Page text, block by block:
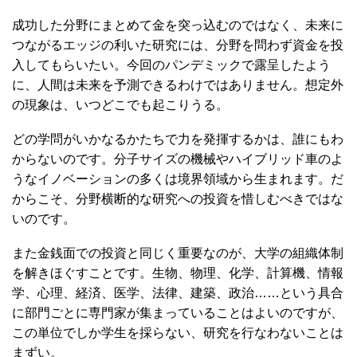
成功した分野にまとめて金を突っ込むのではなく、未来に
つながるエッジの利いた研究には、分野を問わず資金を投
入してもらいたい。今回のパンデミックで露呈したよう
に、人間は未来を予測できるわけではありません。想定外
の現象は、いつどこでも起こりうる。
どの学問がいかなるかたちで力を発揮するかは、誰にもわ
からないのです。分子サイズの機械やハイブリッド車のよ
うなイノベーションの多くは境界領域から生まれます。だ
からこそ、分野横断的な研究への投資を惜しむべきではな
いのです。
また金銭面での投資と同じく重要なのが、大学の組織体制
を解きほぐすことです。生物、物理、化学、計算機、情報
学、心理、経済、医学、法律、建築、政治……という具合
に部門ごとに専門家が集まっていることはよいのですが、
この単位でしか学生を採らない、研究を行なわないことは
まずい。